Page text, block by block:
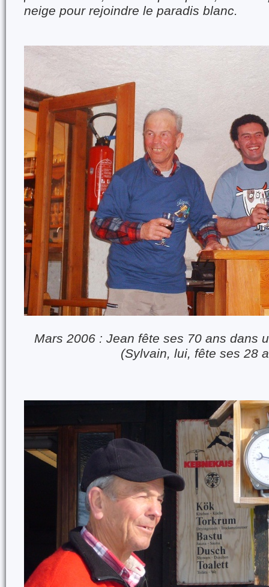
neige pour rejoindre le paradis blanc.
Mars 2006 : Jean fête ses 70 ans dans
(Sylvain, lui, fête ses 28